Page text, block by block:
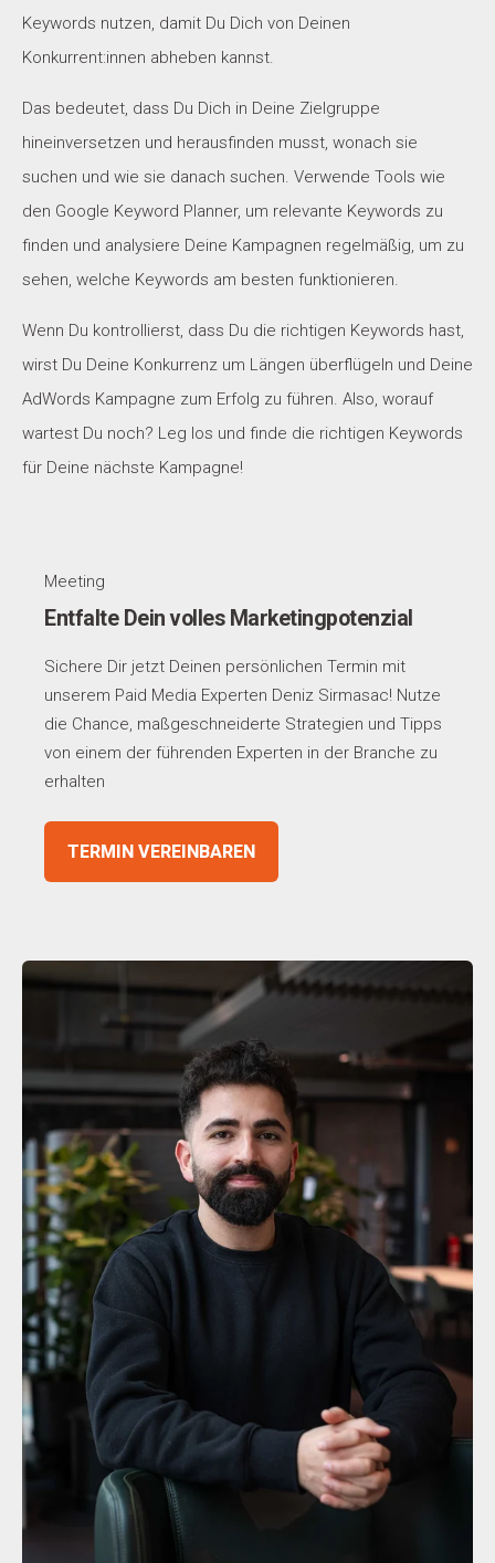
Keywords nutzen, damit Du Dich von Deinen
Konkurrent:innen abheben kannst.
Das bedeutet, dass Du Dich in Deine Zielgruppe
hineinversetzen und herausfinden musst, wonach sie
suchen und wie sie danach suchen. Verwende Tools wie
den Google Keyword Planner, um relevante Keywords zu
finden und analysiere Deine Kampagnen regelmäßig, um zu
sehen, welche Keywords am besten funktionieren.
Wenn Du kontrollierst, dass Du die richtigen Keywords hast,
wirst Du Deine Konkurrenz um Längen überflügeln und Deine
AdWords Kampagne zum Erfolg zu führen. Also, worauf
wartest Du noch? Leg los und finde die richtigen Keywords
für Deine nächste Kampagne!
Meeting
Entfalte Dein volles Marketingpotenzial
Sichere Dir jetzt Deinen persönlichen Termin mit
unserem Paid Media Experten Deniz Sirmasac! Nutze
die Chance, maßgeschneiderte Strategien und Tipps
von einem der führenden Experten in der Branche zu
erhalten
TERMIN VEREINBAREN